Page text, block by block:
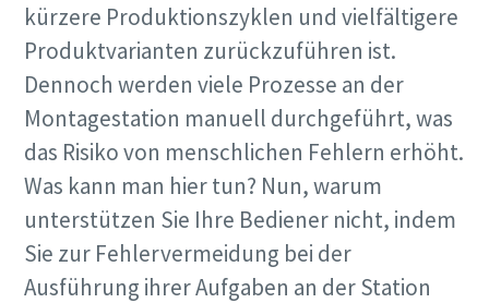
Sehen Sie sich alle unsere Branchen an
Zeit für eine Kalibrierung oder
Werkzeugprüfung?
Sichern Sie Ihre Qualität und reduzieren Sie Fehler durch
Werkzeugkalibrierung und akkreditierte
Qualitätssicherungskalibrierung.​
Lassen Sie Ihre jetzt Ihre Werkzeuge testen und
Ihre Messmittel richtig kalibrieren!
Lieferzeiten auf einen Blick, Preise und
Produktverfügbarkeiten einsehen oder schnell eine
Bestellung selbst aufgeben – und das rund um die Uhr, 365
Tage im Jahr?
Momentum Talks
Entdecken Sie inspirierende und ansprechende Gespräche
bei Atlas Copco
kürzere Produktionszyklen und vielfältigere
Produktvarianten zurückzuführen ist.
Dennoch werden viele Prozesse an der
Montagestation manuell durchgeführt, was
das Risiko von menschlichen Fehlern erhöht.
Was kann man hier tun? Nun, warum
unterstützen Sie Ihre Bediener nicht, indem
Sie zur Fehlervermeidung bei der
Ausführung ihrer Aufgaben an der Station